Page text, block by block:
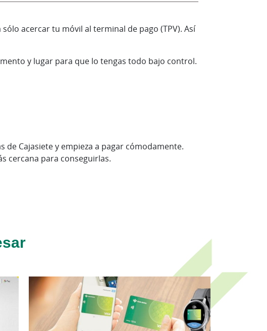
acercar tu móvil al terminal de pago (TPV). Así
y lugar para que lo tengas todo bajo control.
Cajasiete y empieza a pagar cómodamente.
cercana para conseguirlas.